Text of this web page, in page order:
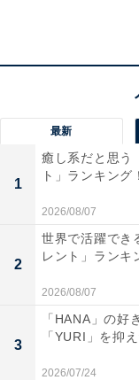
「ノリがいいし、
（50代男性）」
最新
1
癒し系だと思う
ト」ランキング
2026/08/07
2
世界で活躍でき
レント」ランキ
2026/08/07
3
「HANA」の好
「YURI」を抑
2026/07/24